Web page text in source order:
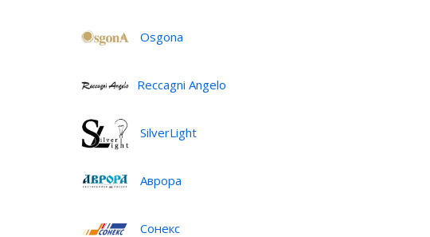
Osgona
Reccagni Angelo
SilverLight
Аврора
Сонекс